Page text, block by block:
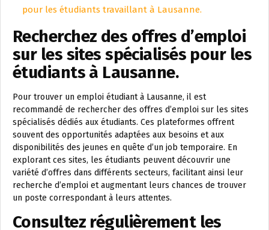
pour les étudiants travaillant à Lausanne.
Recherchez des offres d’emploi
sur les sites spécialisés pour les
étudiants à Lausanne.
Pour trouver un emploi étudiant à Lausanne, il est
recommandé de rechercher des offres d’emploi sur les sites
spécialisés dédiés aux étudiants. Ces plateformes offrent
souvent des opportunités adaptées aux besoins et aux
disponibilités des jeunes en quête d’un job temporaire. En
explorant ces sites, les étudiants peuvent découvrir une
variété d’offres dans différents secteurs, facilitant ainsi leur
recherche d’emploi et augmentant leurs chances de trouver
un poste correspondant à leurs attentes.
Consultez régulièrement les